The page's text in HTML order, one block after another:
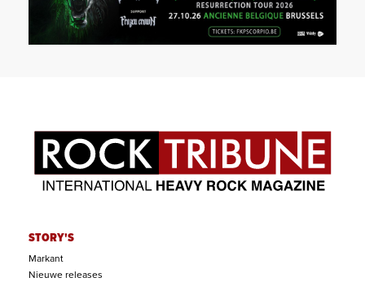
STORY'S
Markant
Nieuwe releases